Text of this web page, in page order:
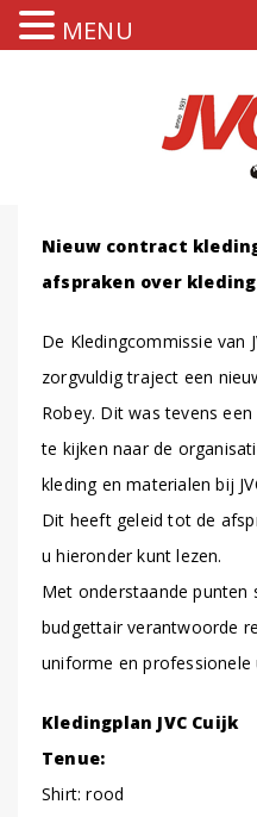
Nieuw contract
afspraken over
De Kledingcommissie van
zorgvuldig traject een
Robey. Dit was tevens
te kijken naar de
kleding en materialen bij
Dit heeft geleid tot de
u hieronder kunt lezen.
Met onderstaande punten
budgettair verantwoorde
uniforme en professionele
Kledingplan JVC Cuijk
Tenue:
Shirt: rood
MENU